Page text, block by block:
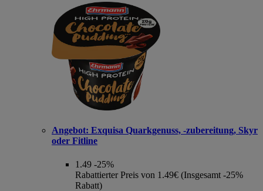
Angebot: Exquisa Quarkgenuss, -zubereitung, Skyr
oder Fitline
1.49 -25%
Rabattierter Preis von 1.49€ (Insgesamt -25%
Rabatt)